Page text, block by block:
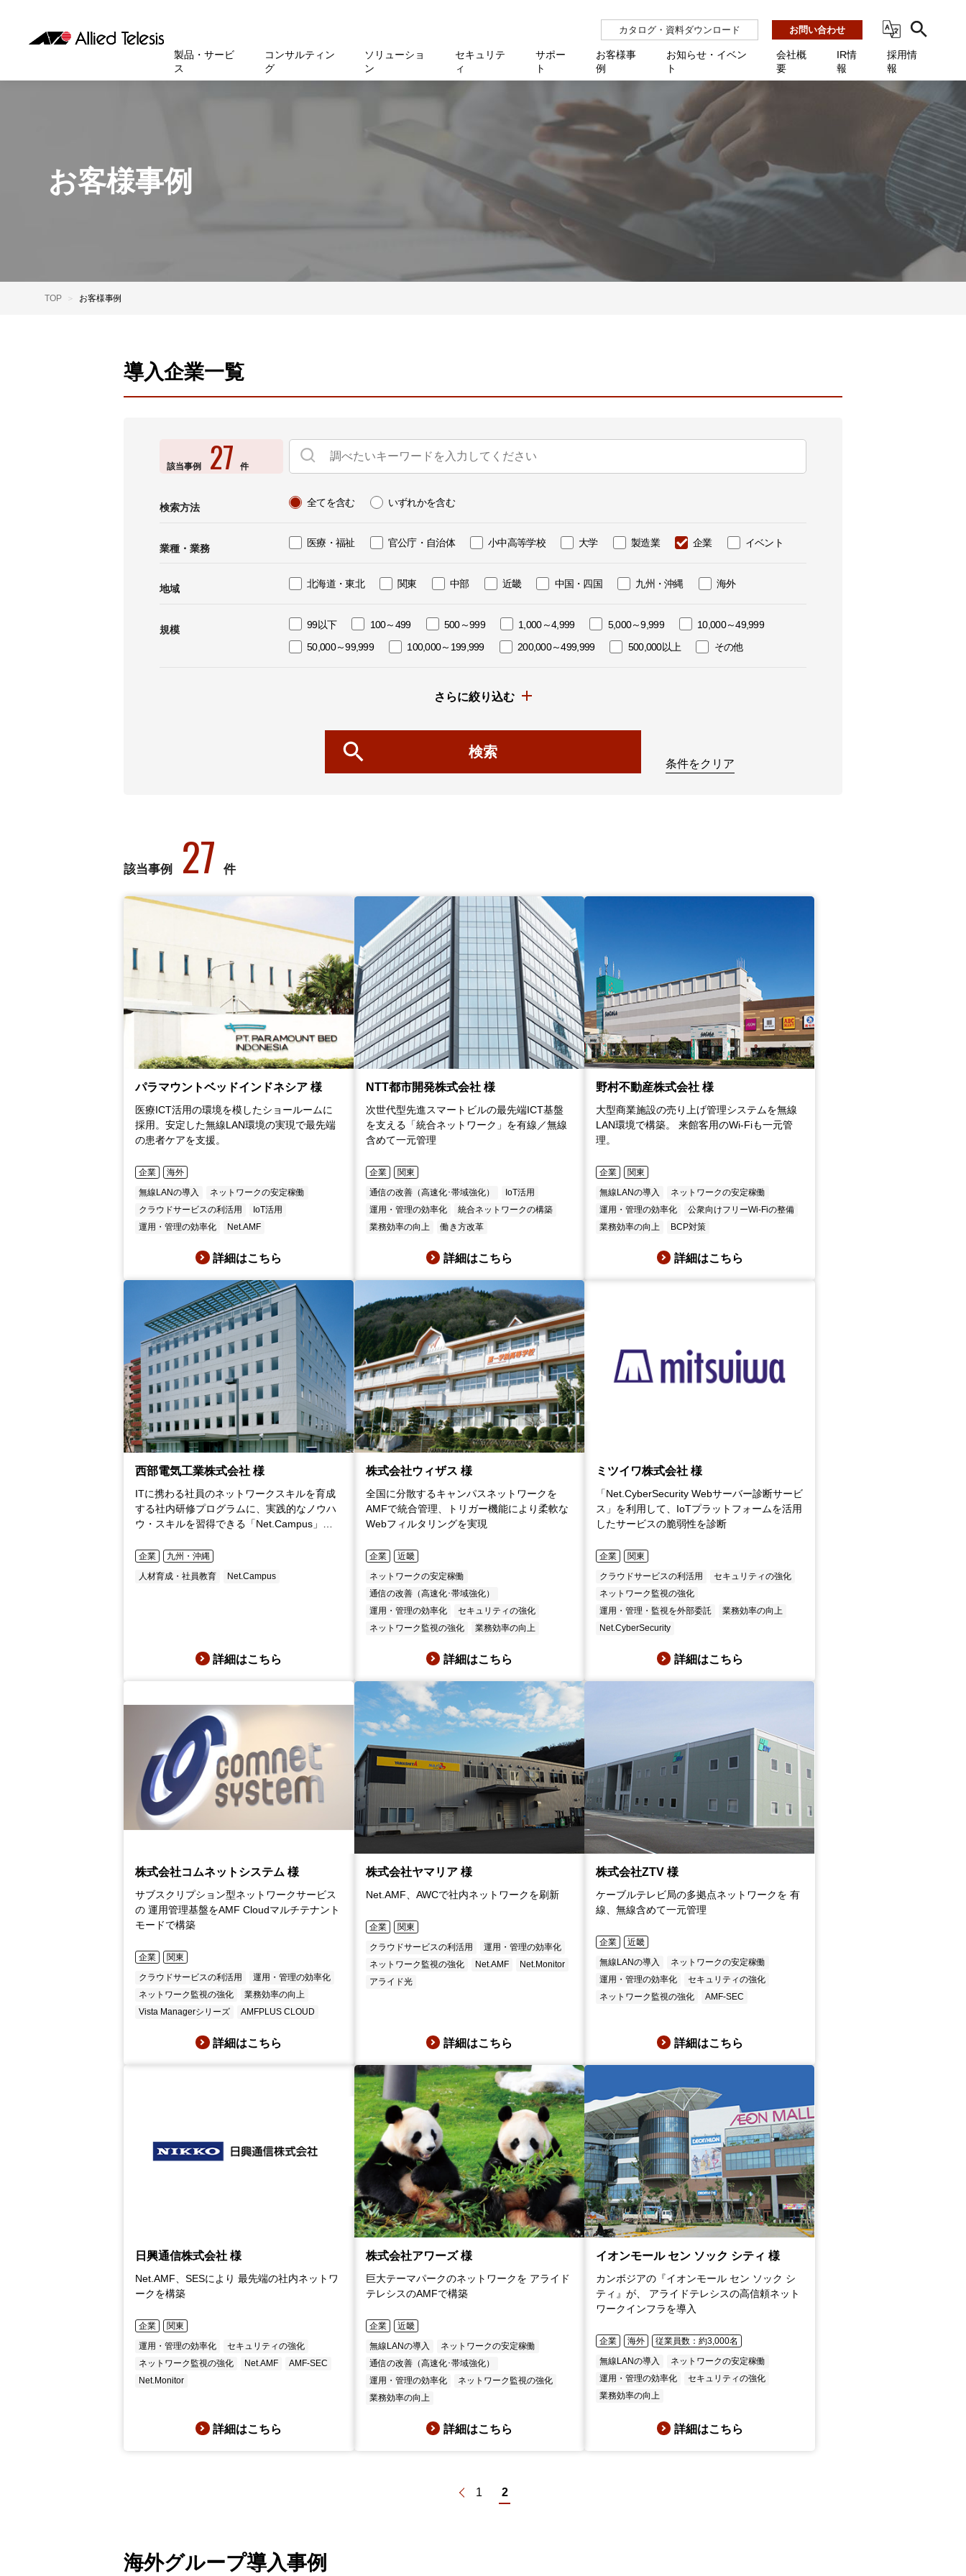
カタログ・資料ダウンロード お問い合わせ
製品・サービ
ス
ネットワーク管理
パートナー製品
動作検証
他社製品・サービス連携 企業一覧
販売終了予定製品／販売終了製品
サービス
導入支援 Net.Pro
運用支援 Net.Monitor
業務代行 Net.Assist
製品保守 Net.Cover
オフラインバックアップ
コンサルティン
グ
ソリューショ
ン
医療機関向け
自治体向け
小中高・教育委員会向け
製造業向け
セキュリテ
ィ
セキュリティ対策・支援 Net.CyberSecurity
アプリケーション連携 AMF-SEC
オフラインバックアップ
クラウド型インシデントレスポンス訓練基盤 NetQuest
サポー
ト
よくあるご質問 / お困りのときに
障害発生時に必要な情報
オンサイトサービス契約中のお客様へ
お客様事
例
製造業
お知らせ・イベン
ト
イベント
セミナー
会社概
要
国内事業所一覧
グループ会社一覧
マルチステークホルダー方針
IR情
報
採用情
報
中途採用
お客様事例
TOP お客様事例
導入企業一覧
該当事例 27 件
検索方法 全てを含む いずれかを含む
業種・業務 医療・福祉 官公庁・自治体 小中高等学校 大学 製造業 企業 イベント
地域 北海道・東北 関東 中部 近畿 中国・四国 九州・沖縄 海外
規模 99以下 100～499 500～999 1,000～4,999 5,000～9,999
10,000～49,999
50,000～99,999
100,000～199,999 200,000～499,999 500,000以上 その他
さらに絞り込む
検索
条件をクリア
該当事例 27 件
パラマウントベッドインドネシア 様
医療ICT活用の環境を模したショールームに
採用。安定した無線LAN環境の実現で最先端
の患者ケアを支援。
企業
海外
無線LANの導入
ネットワークの安定稼働
クラウドサービスの利活用
IoT活用
運用・管理の効率化
Net.AMF
詳細はこちら
NTT都市開発株式会社 様
次世代型先進スマートビルの最先端ICT基盤
を支える「統合ネットワーク」を有線／無線
含めて一元管理
企業
関東
通信の改善（高速化･帯域強化）
IoT活用
運用・管理の効率化
統合ネットワークの構築
業務効率の向上
働き方改革
詳細はこちら
野村不動産株式会社 様
大型商業施設の売り上げ管理システムを無線
LAN環境で構築。 来館客用のWi-Fiも一元管
理。
企業
関東
無線LANの導入
ネットワークの安定稼働
運用・管理の効率化
公衆向けフリーWi-Fiの整備
業務効率の向上
BCP対策
詳細はこちら
西部電気工業株式会社 様
ITに携わる社員のネットワークスキルを育成
する社内研修プログラムに、実践的なノウハ
ウ・スキルを習得できる「Net.Campus」を
企業
九州・沖縄
人材育成・社員教育
Net.Campus
詳細はこちら
株式会社ウィザス 様
全国に分散するキャンパスネットワークを
AMFで統合管理、トリガー機能により柔軟な
Webフィルタリングを実現
企業
近畿
ネットワークの安定稼働
通信の改善（高速化･帯域強化）
運用・管理の効率化
セキュリティの強化
ネットワーク監視の強化
業務効率の向上
詳細はこちら
ミツイワ株式会社 様
「Net.CyberSecurity Webサーバー診断サービ
ス」を利用して、IoTプラットフォームを活用
したサービスの脆弱性を診断
企業
関東
クラウドサービスの利活用
セキュリティの強化
ネットワーク監視の強化
運用・管理・監視を外部委託
業務効率の向上
Net.CyberSecurity
詳細はこちら
株式会社コムネットシステム 様
サブスクリプション型ネットワークサービス
の 運用管理基盤をAMF Cloudマルチテナント
モードで構築
企業
関東
クラウドサービスの利活用
運用・管理の効率化
ネットワーク監視の強化
業務効率の向上
Vista Managerシリーズ
AMFPLUS CLOUD
詳細はこちら
株式会社ヤマリア 様
Net.AMF、AWCで社内ネットワークを刷新
企業
関東
クラウドサービスの利活用
運用・管理の効率化
ネットワーク監視の強化
Net.AMF
Net.Monitor
アライド光
詳細はこちら
株式会社ZTV 様
ケーブルテレビ局の多拠点ネットワークを 有
線、無線含めて一元管理
企業
近畿
無線LANの導入
ネットワークの安定稼働
運用・管理の効率化
セキュリティの強化
ネットワーク監視の強化
AMF-SEC
詳細はこちら
日興通信株式会社 様
Net.AMF、SESにより 最先端の社内ネットワ
ークを構築
企業
関東
運用・管理の効率化
セキュリティの強化
ネットワーク監視の強化
Net.AMF
AMF-SEC
Net.Monitor
詳細はこちら
株式会社アワーズ 様
巨大テーマパークのネットワークを アライド
テレシスのAMFで構築
企業
近畿
無線LANの導入
ネットワークの安定稼働
通信の改善（高速化･帯域強化）
運用・管理の効率化
ネットワーク監視の強化
業務効率の向上
詳細はこちら
イオンモール セン ソック シティ 様
カンボジアの『イオンモール セン ソック シ
ティ』が、 アライドテレシスの高信頼ネット
ワークインフラを導入
企業 海外
従業員数：約3,000名
無線LANの導入
ネットワークの安定稼働
運用・管理の効率化
セキュリティの強化
業務効率の向上
詳細はこちら
1 2
海外グループ導入事例